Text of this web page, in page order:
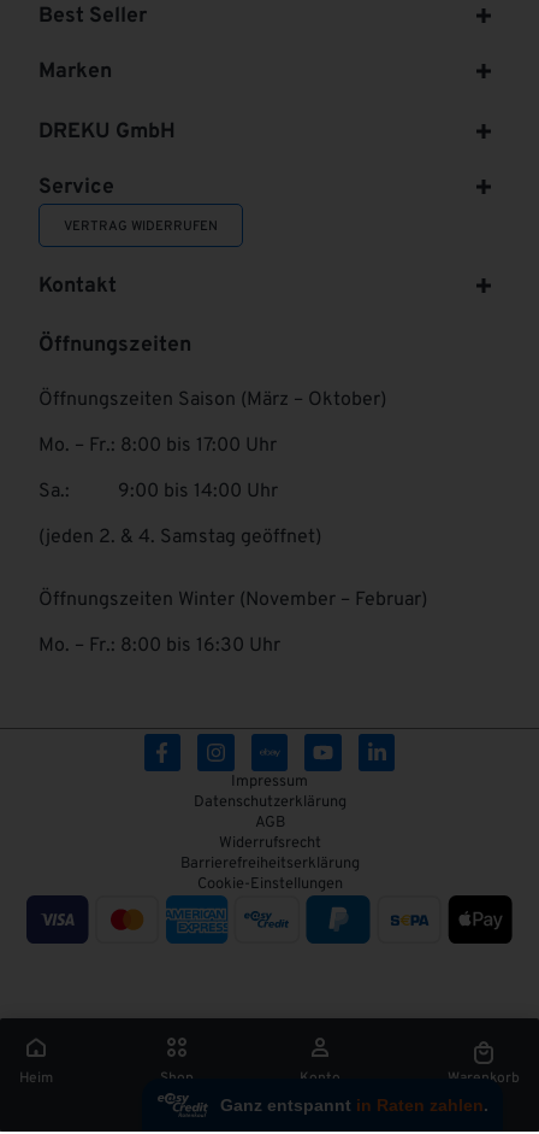
Best Seller
Marken
DREKU GmbH
Service
VERTRAG WIDERRUFEN
Kontakt
Öffnungszeiten
Öffnungszeiten Saison (März – Oktober)
Mo. – Fr.: 8:00 bis 17:00 Uhr
Sa.: 9:00 bis 14:00 Uhr
(jeden 2. & 4. Samstag geöffnet)
Öffnungszeiten Winter (November – Februar)
Mo. – Fr.: 8:00 bis 16:30 Uhr
Impressum
Datenschutzerklärung
AGB
Widerrufsrecht
Barrierefreiheitserklärung
Cookie-Einstellungen
Heim Shop Konto Warenkorb